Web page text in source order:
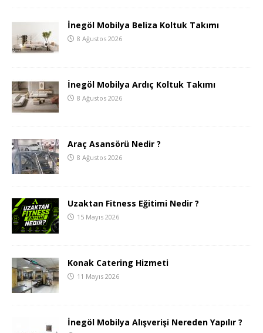
İnegöl Mobilya Beliza Koltuk Takımı
8 Ağustos 2026
İnegöl Mobilya Ardıç Koltuk Takımı
8 Ağustos 2026
Araç Asansörü Nedir ?
8 Ağustos 2026
Uzaktan Fitness Eğitimi Nedir ?
15 Mayıs 2026
Konak Catering Hizmeti
11 Mayıs 2026
İnegöl Mobilya Alışverişi Nereden Yapılır ?